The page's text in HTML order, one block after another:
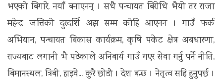
भएको बिगारे, नयाँ बनाएनन् । सधै पन्चायत बिरोधि भैयो तर राजा
महेन्द्र जत्तिको दुरदर्शि अझ सम्म कोहि आएनन । गाउँ फर्क
अभियान, पन्चायत बिकास कार्यक्रम, कृषि पकेट क्षेत्र अबधारणा,
राज्यबाट लगानी भै पढेकाले अनिबार्य गाउँ गएर सेवा गर्नु पर्ने नीति,
बिमानस्थल, त्रिबी, हाइवे... कुरै छोडौ । देश बन्छ । नेतृत्व सहि हुनुपर्छ ।